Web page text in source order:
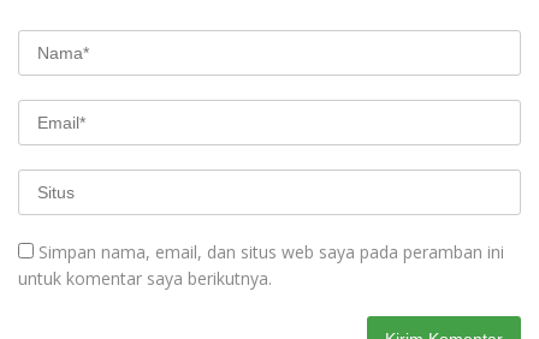
Simpan nama, email, dan situs web saya pada peramban ini
untuk komentar saya berikutnya.